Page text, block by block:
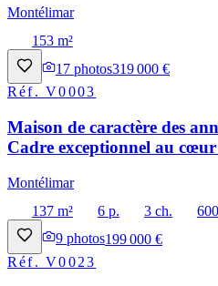
Montélimar
153 m²
17 photos319 000 €
Réf.V0003
Maison de caractère des
Cadre exceptionnel au cœur
Montélimar
137 m²
6 p. 3 ch.
9 photos199 000 €
Réf.V0023